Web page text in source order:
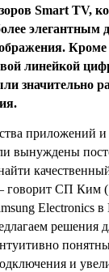
Smart TV,
элегантным
Кроме
линейкой
значительно
приложений и
вынуждены
говорит СП Ким
Electronics
решения
и